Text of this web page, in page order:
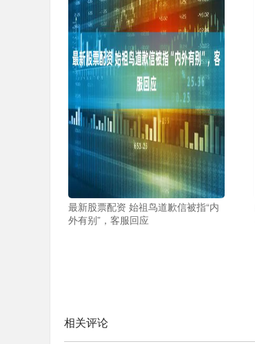
最新股票配资 始祖鸟道歉信被指“内
外有别”，客服回应
相关评论